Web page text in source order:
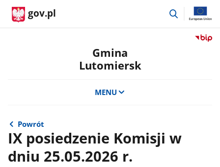
gov.pl
przejdź
Przejdź
Gmina
Lutomiersk
MENU
Powrót
IX posiedzenie Komisji w
dniu 25.05.2026 r.